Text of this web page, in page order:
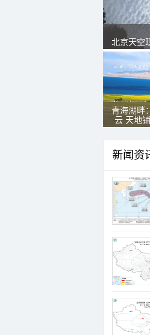
北京天空
青海湖畔
云 天地
新闻资